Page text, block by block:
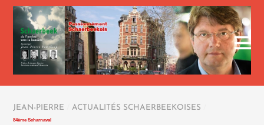
JEAN-PIERRE ACTUALITÉS SCHAERBEEKOISES
84ème Scharnaval